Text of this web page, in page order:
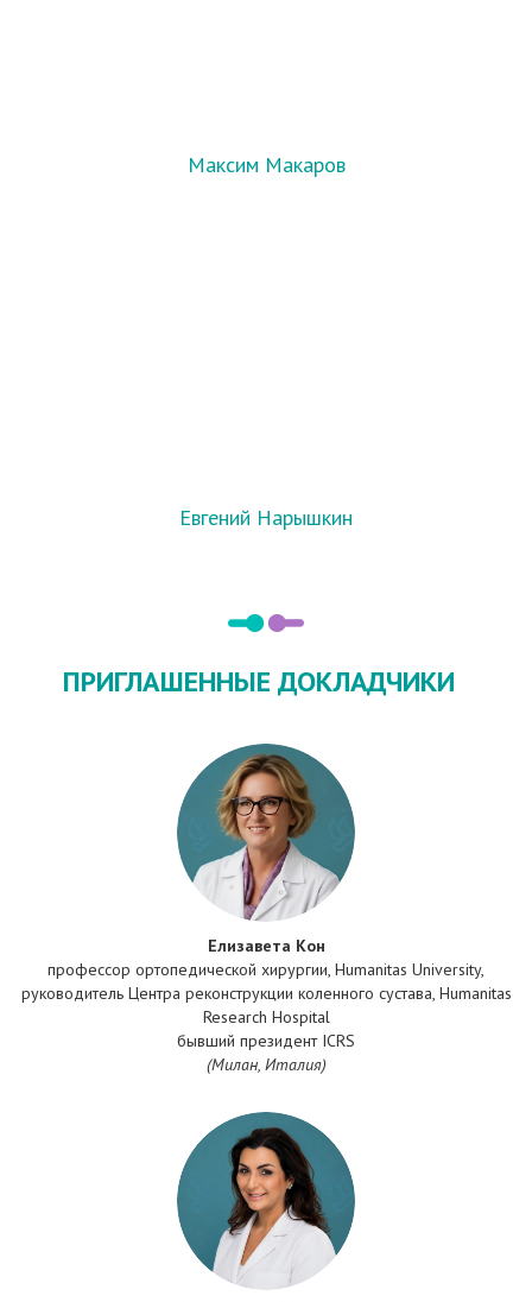
Максим Макаров
Евгений Нарышкин
ПРИГЛАШЕННЫЕ ДОКЛАДЧИКИ
Елизавета Кон
профессор ортопедической хирургии, Humanitas University,
руководитель Центра реконструкции коленного сустава, Humanitas
Research Hospital
бывший президент ICRS
(Милан, Италия)